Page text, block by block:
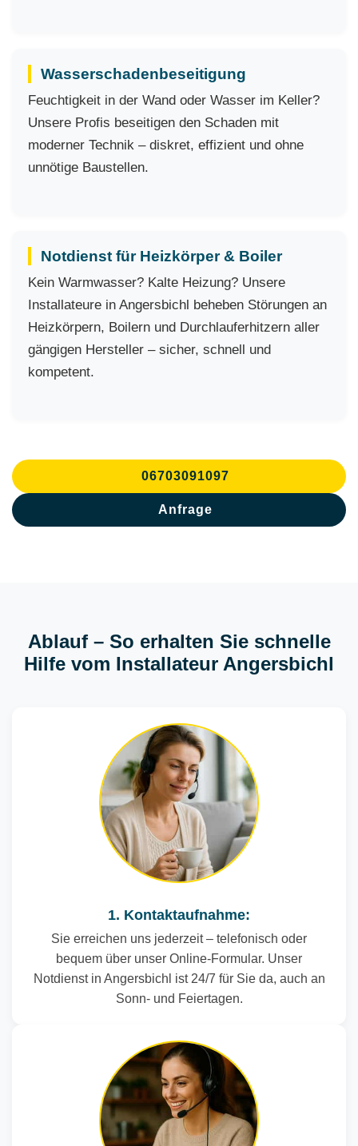
Wasserschadenbeseitigung
Feuchtigkeit in der Wand oder Wasser im Keller?
Unsere Profis beseitigen den Schaden mit
moderner Technik – diskret, effizient und ohne
unnötige Baustellen.
Notdienst für Heizkörper & Boiler
Kein Warmwasser? Kalte Heizung? Unsere
Installateure in Angersbichl beheben Störungen an
Heizkörpern, Boilern und Durchlauferhitzern aller
gängigen Hersteller – sicher, schnell und
kompetent.
06703091097
Anfrage
Ablauf – So erhalten Sie schnelle
Hilfe vom Installateur Angersbichl
1. Kontaktaufnahme:
Sie erreichen uns jederzeit – telefonisch oder
bequem über unser Online-Formular. Unser
Notdienst in Angersbichl ist 24/7 für Sie da, auch an
Sonn- und Feiertagen.